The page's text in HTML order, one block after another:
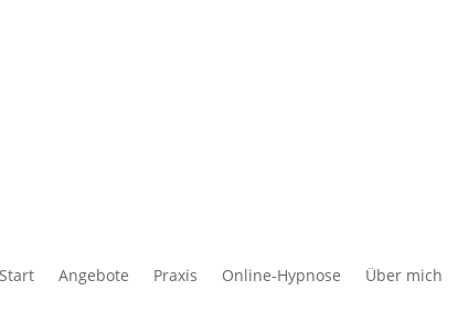
Start Angebote Praxis Online-Hypnose Über mich